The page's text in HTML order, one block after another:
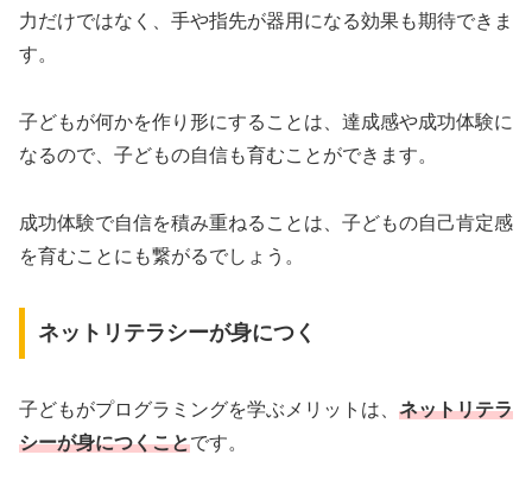
力だけではなく、手や指先が器用になる効果も期待できま
す。
子どもが何かを作り形にすることは、達成感や成功体験に
なるので、子どもの自信も育むことができます。
成功体験で自信を積み重ねることは、子どもの自己肯定感
を育むことにも繋がるでしょう。
ネットリテラシーが身につく
子どもがプログラミングを学ぶメリットは、 ネットリテラ
シーが身につくことです。